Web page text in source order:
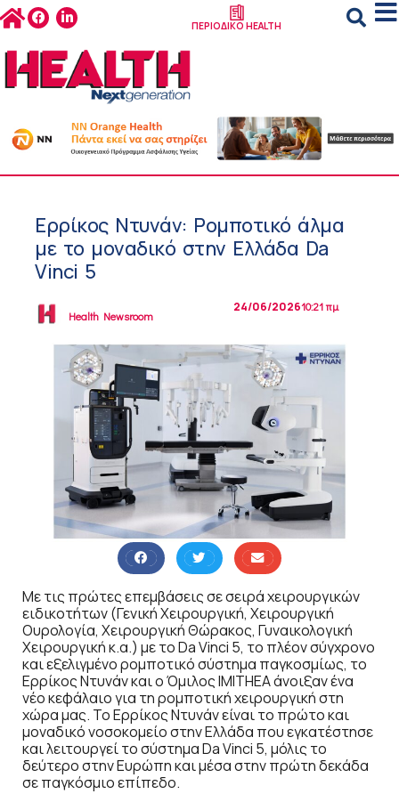
ΠΕΡΙΟΔΙΚΟ HEALTH
Ερρίκος Ντυνάν: Ρομποτικό άλμα
με το μοναδικό στην Ελλάδα Da
Vinci 5
Health Newsroom
24/06/202610:21 πμ
Με τις πρώτες επεμβάσεις σε σειρά χειρουργικών
ειδικοτήτων (Γενική Χειρουργική, Χειρουργική
Ουρολογία, Χειρουργική Θώρακος, Γυναικολογική
Χειρουργική κ.α.) με το Da Vinci 5, το πλέον σύγχρονο
και εξελιγμένο ρομποτικό σύστημα παγκοσμίως, το
Ερρίκος Ντυνάν και ο Όμιλος IMITHEA άνοιξαν ένα
νέο κεφάλαιο για τη ρομποτική χειρουργική στη
χώρα μας. Το Ερρίκος Ντυνάν είναι το πρώτο και
μοναδικό νοσοκομείο στην Ελλάδα που εγκατέστησε
και λειτουργεί το σύστημα Da Vinci 5, μόλις το
δεύτερο στην Ευρώπη και μέσα στην πρώτη δεκάδα
σε παγκόσμιο επίπεδο.